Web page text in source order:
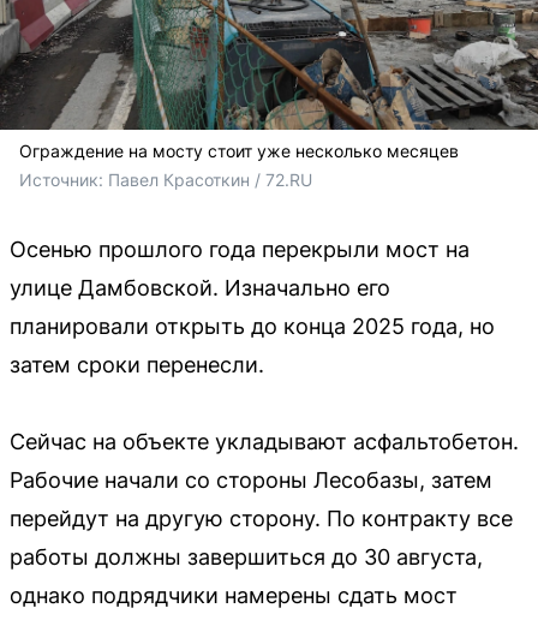
Ограждение на мосту стоит уже несколько месяцев
Источник: Павел Красоткин / 72.RU
Осенью прошлого года перекрыли мост на
улице Дамбовской. Изначально его
планировали открыть до конца 2025 года, но
затем сроки перенесли.
Сейчас на объекте укладывают асфальтобетон.
Рабочие начали со стороны Лесобазы, затем
перейдут на другую сторону. По контракту все
работы должны завершиться до 30 августа,
однако подрядчики намерены сдать мост